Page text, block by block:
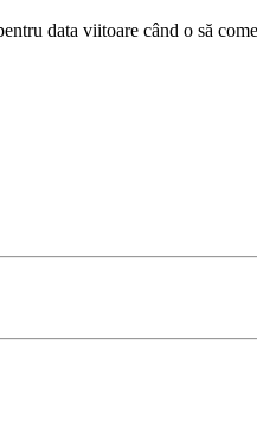
data viitoare când o să